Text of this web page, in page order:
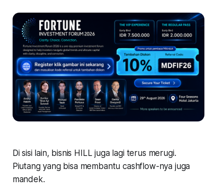
Di sisi lain, bisnis HILL juga lagi terus merugi.
Piutang yang bisa membantu cashflow-nya juga
mandek.